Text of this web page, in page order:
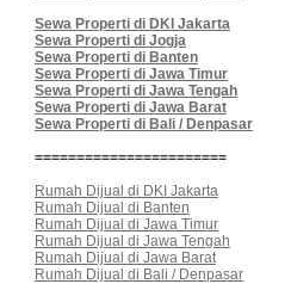
Sewa Properti di DKI Jakarta
Sewa Properti di Jogja
Sewa Properti di Banten
Sewa Properti di Jawa Timur
Sewa Properti di Jawa Tengah
Sewa Properti di Jawa Barat
Sewa Properti di Bali / Denpasar
=======================
Rumah Dijual di DKI Jakarta
Rumah Dijual di Banten
Rumah Dijual di Jawa Timur
Rumah Dijual di Jawa Tengah
Rumah Dijual di Jawa Barat
Rumah Dijual di Bali / Denpasar